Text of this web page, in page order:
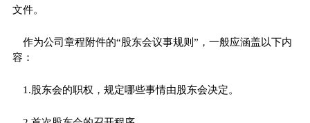
文件。
作为公司章程附件的“股东会议事规则”，一般应涵盖以下内
容：
1.股东会的职权，规定哪些事情由股东会决定。